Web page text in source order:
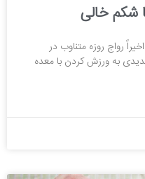
شکم خالی
رواج روزه متناوب در
به ورزش کردن با معده